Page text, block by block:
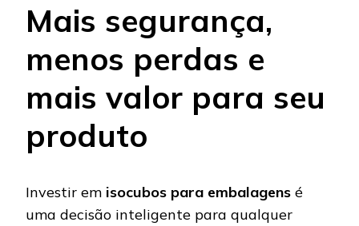
Mais segurança,
menos perdas e
mais valor para seu
produto
Investir em isocubos para embalagens é
uma decisão inteligente para qualquer